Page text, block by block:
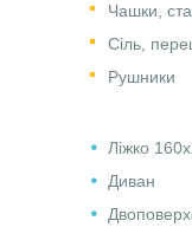
Чашки,
Сіль,
Рушники
Ліжко
Диван